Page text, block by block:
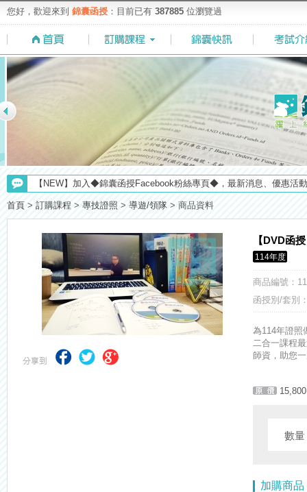
您好，歡迎來到 錦囊函授 ：目前已有 387885 位瀏覽過
【考選部】高普考／修正部份考試科目及大綱，趕快來看看有哪一些
【NEW】加入◆錦囊函授Facebook粉絲專頁◆，最新消息、優惠活
【重要】114年度起，雲端函授之課堂教材須知，請點我查看☀☀☀
【注意】112年起高普不考「公文」／高考英文占比提升，快來看看
【求職秘技＼(￣O￣)】你對國營事業了解多少呢? 必考國事業的
【最新】錦囊函授增加便利商店付款方式，便利到不行！馬上使用►
【上榜生獎學金計畫】恭賀金榜！上榜生獎學金申請辦法與表格下
【考試院】國考證書數位化，112年起全面實施！點我看詳情>>>
【考選部】高普考／修正部份考試科目及大綱，趕快來看看有哪一些
首頁 > 訂購課程 > 專技證照 > 導遊/領隊 > 商品資料
【DVD函
114年度
商品編號 ：
函授別/套別
為114年證照
二合一課程
師資，助您
15,800
數
加購商品